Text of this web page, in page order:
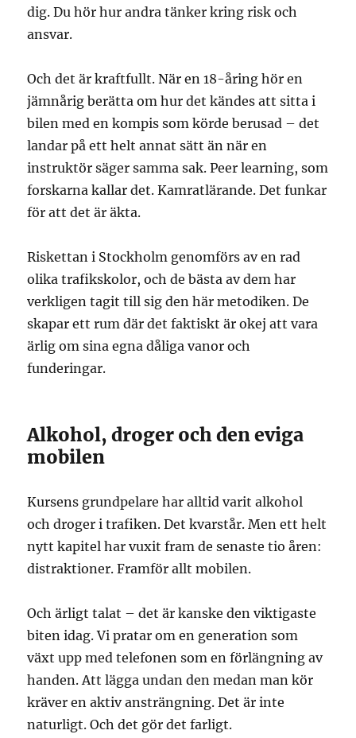
dig. Du hör hur andra tänker kring risk och
ansvar.
Och det är kraftfullt. När en 18-åring hör en
jämnårig berätta om hur det kändes att sitta i
bilen med en kompis som körde berusad – det
landar på ett helt annat sätt än när en
instruktör säger samma sak. Peer learning, som
forskarna kallar det. Kamratlärande. Det funkar
för att det är äkta.
Riskettan i Stockholm genomförs av en rad
olika trafikskolor, och de bästa av dem har
verkligen tagit till sig den här metodiken. De
skapar ett rum där det faktiskt är okej att vara
ärlig om sina egna dåliga vanor och
funderingar.
Alkohol, droger och den eviga
mobilen
Kursens grundpelare har alltid varit alkohol
och droger i trafiken. Det kvarstår. Men ett helt
nytt kapitel har vuxit fram de senaste tio åren:
distraktioner. Framför allt mobilen.
Och ärligt talat – det är kanske den viktigaste
biten idag. Vi pratar om en generation som
växt upp med telefonen som en förlängning av
handen. Att lägga undan den medan man kör
kräver en aktiv ansträngning. Det är inte
naturligt. Och det gör det farligt.